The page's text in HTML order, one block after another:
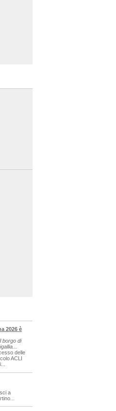
2026 è
borgo di
delle
ACLI
a